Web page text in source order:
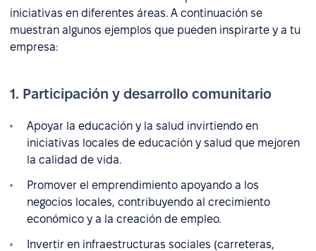
iniciativas en diferentes áreas. A continuación se
muestran algunos ejemplos que pueden inspirarte y a tu
empresa:
1. Participación y desarrollo comunitario
Apoyar la educación y la salud invirtiendo en
iniciativas locales de educación y salud que mejoren
la calidad de vida.
Promover el emprendimiento apoyando a los
negocios locales, contribuyendo al crecimiento
económico y a la creación de empleo.
Invertir en infraestructuras sociales (carreteras,